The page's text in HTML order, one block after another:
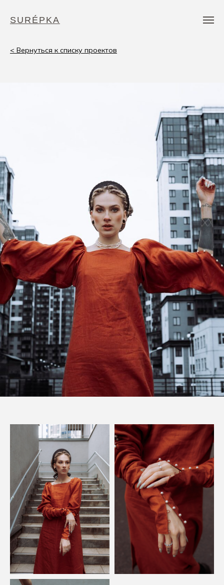
SURÉPKA
< Вернуться к списку проектов